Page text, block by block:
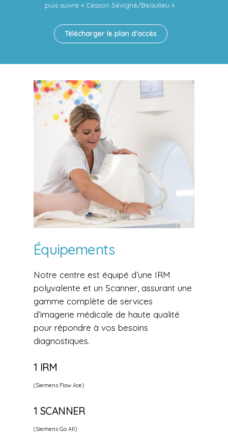
puis suivre « Cesson Sévigné/Beaulieu »
Télécharger le plan d'accès
Équipements
Notre centre est équipé d’une IRM
polyvalente et un Scanner, assurant une
gamme complète de services
d’imagerie médicale de haute qualité
pour répondre à vos besoins
diagnostiques.
1 IRM
(Siemens Flow Ace)
1 SCANNER
(Siemens Go All)